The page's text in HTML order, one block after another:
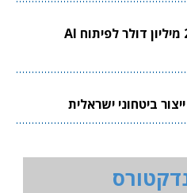
Limitless Labs גייסה 20 מיליון דולר לפיתוח AI